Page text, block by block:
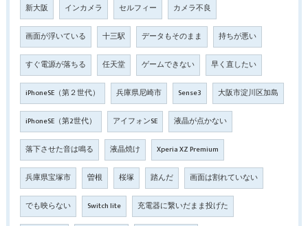
新大阪 インカメラ セルフィー カメラ不良
画面が浮いている 十三駅 データもそのまま 持ちが悪い
すぐ電源が落ちる 任天堂 ゲームできない 早く直したい
iPhoneSE（第２世代） 兵庫県尼崎市 Sense3 大阪市淀川区加島
iPhoneSE（第2世代） アイフォンSE 液晶が点かない
落下させた音は鳴る 液晶焼け Xperia XZ Premium
兵庫県宝塚市 曽根 桜塚 踏んだ 画面は割れていない
でも映らない Switch lite 充電器に繋いだまま投げた